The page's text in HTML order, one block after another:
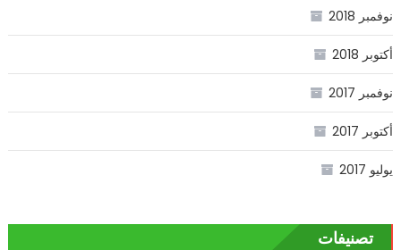
نوفمبر 2018
أكتوبر 2018
نوفمبر 2017
أكتوبر 2017
يوليو 2017
تصنيفات